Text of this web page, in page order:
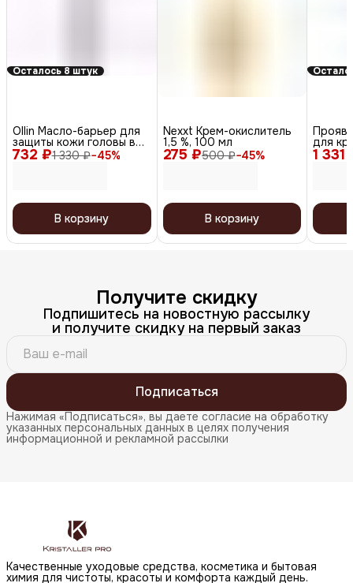
Осталось 8 штук
732 ₽1 330 ₽−45%
Ollin Масло-барьер для
защиты кожи головы во
время окрашивания /
Service Line, 150 мл
В корзину
275 ₽500 ₽−45%
Nexxt Крем-окислитель
1,5 %, 100 мл
В корзину
1 331
для
125 мл
Получите скидку
Подпишитесь на новостную рассылку
и получите скидку на первый заказ
Подписаться
Нажимая «Подписаться», вы даете согласие на обработку
указанных персональных данных в целях получения
информационной и рекламной рассылки
Качественные уходовые средства, косметика и бытовая
химия для чистоты, красоты и комфорта каждый день.